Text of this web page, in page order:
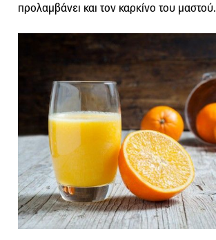
προλαμβάνει και τον καρκίνο του μαστού.